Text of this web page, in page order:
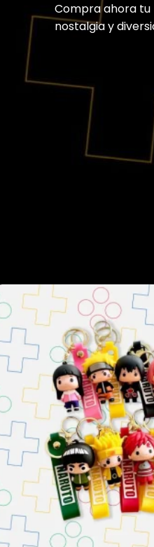
Compra ahora tu
nostalgia y